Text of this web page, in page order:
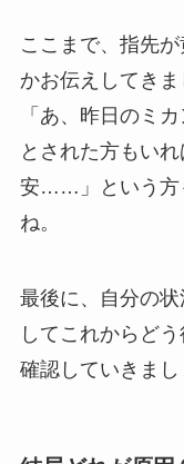
ここまで、指先
かお伝えしてき
「あ、昨日のミ
とされた方もい
安……」という方
ね。
最後に、自分の
してこれからど
確認していきまし